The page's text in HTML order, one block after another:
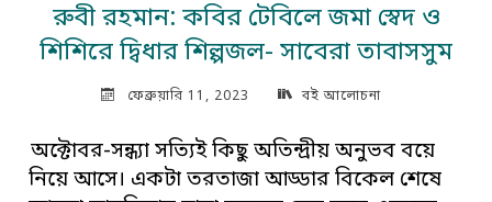
রুবী রহমান: কবির টেবিলে জমা স্বেদ ও
শিশিরে দ্বিধার শিল্পজল- সাবেরা তাবাসসুম
ফেব্রুয়ারি 11, 2023 বই আলোচনা
অক্টোবর-সন্ধ্যা সত্যিই কিছু অতিন্দ্রীয় অনুভব বয়ে
নিয়ে আসে। একটা তরতাজা আড্ডার বিকেল শেষে